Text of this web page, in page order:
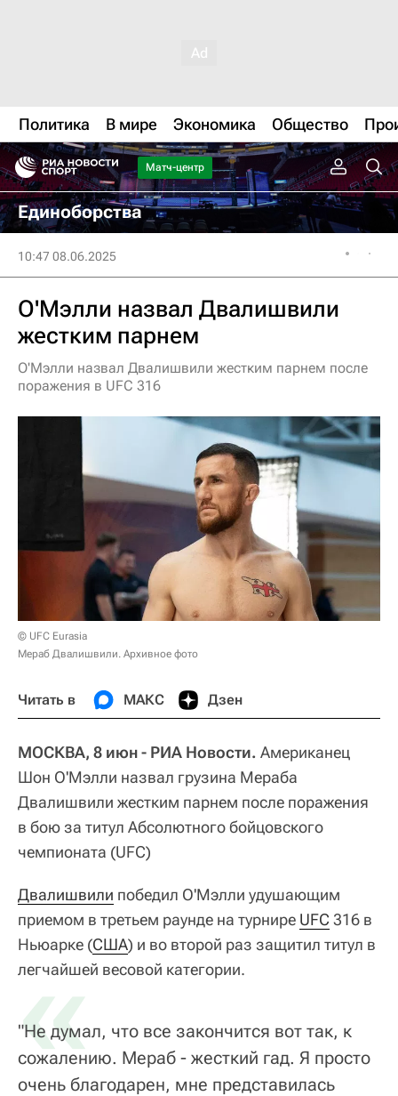
Политика В мире Экономика Общество
Матч-центр
Единоборства
10:47 08.06.2025
О'Мэлли назвал Двалишвили
жестким парнем
О'Мэлли назвал Двалишвили жестким парнем после
поражения в UFC 316
© UFC Eurasia
Мераб Двалишвили. Архивное фото
Читать в МАКС Дзен
МОСКВА, 8 июн - РИА Новости. Американец
Шон О'Мэлли назвал грузина Мераба
Двалишвили жестким парнем после поражения
в бою за титул Абсолютного бойцовского
чемпионата (UFC)
Двалишвили победил О'Мэлли удушающим
приемом в третьем раунде на турнире UFC 316 в
Ньюарке (США) и во второй раз защитил титул в
легчайшей весовой категории.
«
"Не думал, что все закончится вот так, к
сожалению. Мераб - жесткий гад. Я просто
очень благодарен, мне представилась